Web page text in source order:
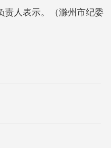
责人表示。（滁州市纪委